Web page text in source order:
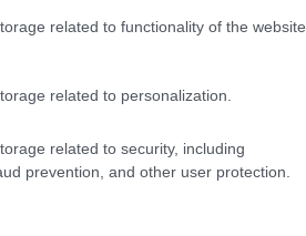
related to functionality of the website
related to personalization.
related to security, including
prevention, and other user protection.